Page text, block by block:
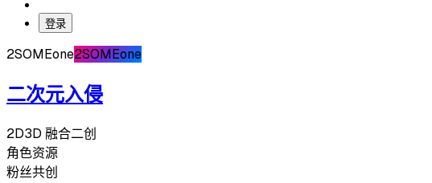
登录
2SOMEone2SOMEone
二次元入侵
2D3D 融合二创
角色资源
粉丝共创